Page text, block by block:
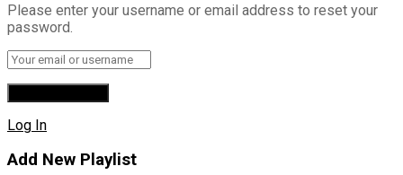
Please enter your username or email address to reset your
password.
Log In
Add New Playlist